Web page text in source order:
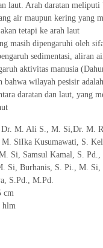
laut. Arah daratan meliputi
air maupun kering yang
tetapi ke arah laut
masih dipengaruhi oleh
sedimentasi, aliran
aktivitas manusia
bahwa wilayah pesisir adalah
daratan dan laut, yang
Dr. M. Ali S., M. Si,Dr. M.
SiIka Kusumawati, S.
Si, Samsul Kamal, S.
Si, Burhanis, S. Pi., M. Si,
S.Pd., M.Pd.
cm
hlm